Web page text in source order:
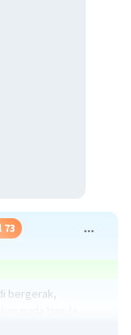
73
bergerak,